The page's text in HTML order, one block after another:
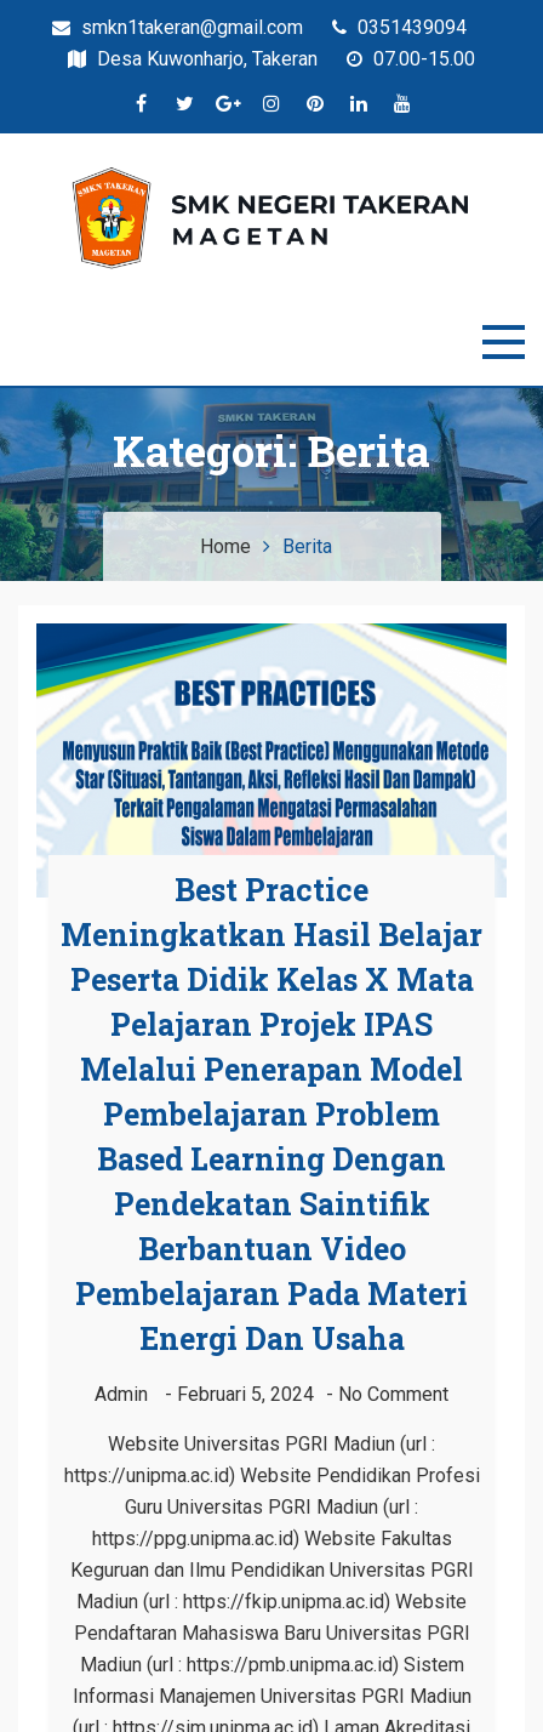
smkn1takeran@gmail.com
0351439094
Desa Kuwonharjo, Takeran
07.00-15.00
Situs Resmi SMKN Takeran
Kategori:Berita
Home Berita
Best Practice
Meningkatkan Hasil Belajar
Peserta Didik Kelas X Mata
Pelajaran Projek IPAS
Melalui Penerapan Model
Pembelajaran Problem
Based Learning Dengan
Pendekatan Saintifik
Berbantuan Video
Pembelajaran Pada Materi
Energi Dan Usaha
Admin Februari 5, 2024 No Comment
Website Universitas PGRI Madiun (url :
https://unipma.ac.id) Website Pendidikan Profesi
Guru Universitas PGRI Madiun (url :
https://ppg.unipma.ac.id) Website Fakultas
Keguruan dan Ilmu Pendidikan Universitas PGRI
Madiun (url : https://fkip.unipma.ac.id) Website
Pendaftaran Mahasiswa Baru Universitas PGRI
Madiun (url : https://pmb.unipma.ac.id) Sistem
Informasi Manajemen Universitas PGRI Madiun